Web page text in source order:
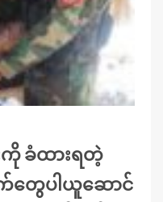
ကို ခံထားရတဲ့
တွေပါယူဆောင်